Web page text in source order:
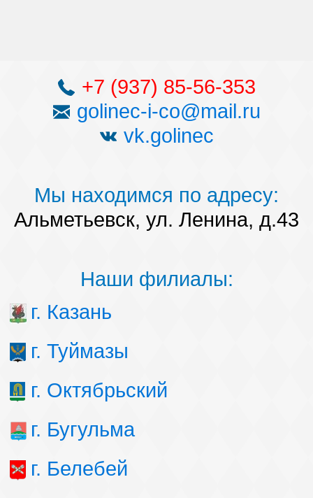
+7 (937) 85-56-353
golinec-i-co@mail.ru
vk.golinec
Мы находимся по адресу:
Альметьевск, ул. Ленина, д.43
Наши филиалы:
г. Казань
г. Туймазы
г. Октябрьский
г. Бугульма
г. Белебей